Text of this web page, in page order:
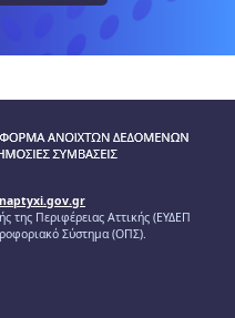
της Περιφέρειας Αττικής (ΕΥΔΕΠ
Σύστημα (ΟΠΣ).